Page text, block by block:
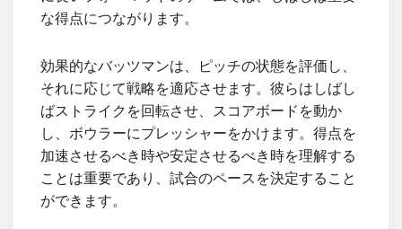
な得点につながります。
効果的なバッツマンは、ピッチの状態を評価し、
それに応じて戦略を適応させます。彼らはしばし
ばストライクを回転させ、スコアボードを動か
し、ボウラーにプレッシャーをかけます。得点を
加速させるべき時や安定させるべき時を理解する
ことは重要であり、試合のペースを決定すること
ができます。